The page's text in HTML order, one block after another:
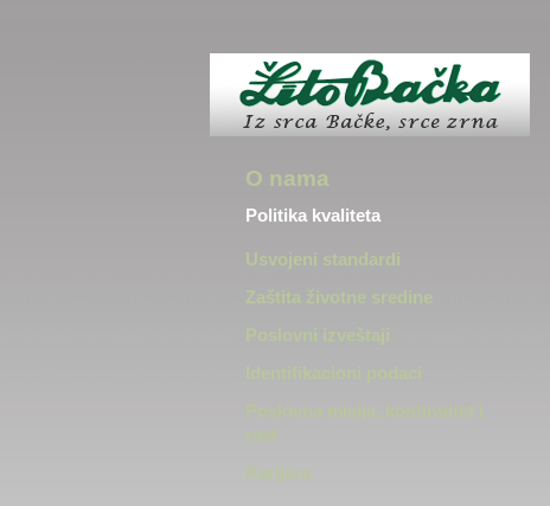
O nama
Politika kvaliteta
Usvojeni standardi
Identifikacioni podaci
Poslovna misija, kontinuitet i
rast
Karijera